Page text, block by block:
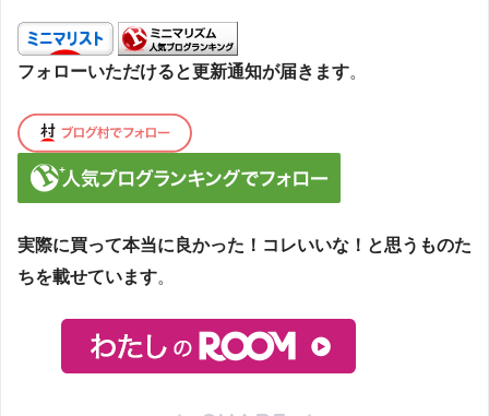
フォローいただけると更新通知が届きます。
実際に買って本当に良かった！コレいいな！と思うものた
ちを載せています。